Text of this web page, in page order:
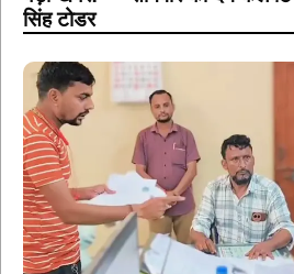
सिंह टोडर